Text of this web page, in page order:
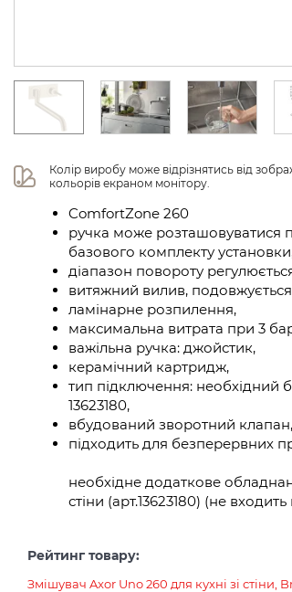
Колір виробу може відрізнятись від
кольорів екраном монітору.
ComfortZone 260
ручка може розташовуватися
базового комплекту
діапазон повороту
витяжний вилив,
ламінарне розпилення,
максимальна витрата при 3
важільна ручка: джойстик,
керамічний картридж,
тип підключення: необхідний
13623180,
вбудований зворотний клапан,
підходить для безперервних
необхідне додаткове
стіни (арт.13623180) (не
Рейтинг товару:
Змішувач Axor Uno 260 для кухні зі стіни,